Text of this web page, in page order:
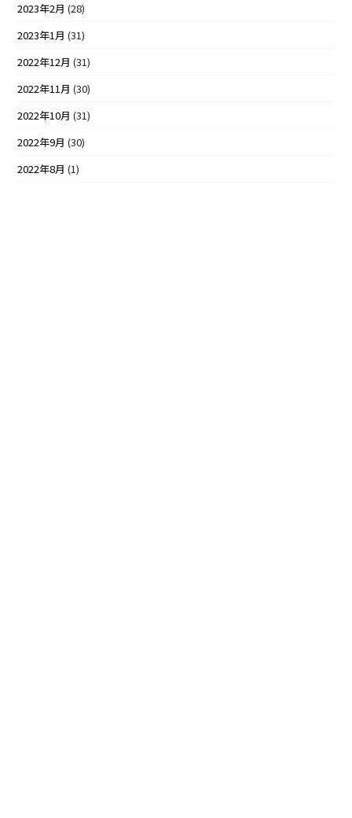
2023年2月 (28)
2023年1月 (31)
2022年12月 (31)
2022年11月 (30)
2022年10月 (31)
2022年9月 (30)
2022年8月 (1)